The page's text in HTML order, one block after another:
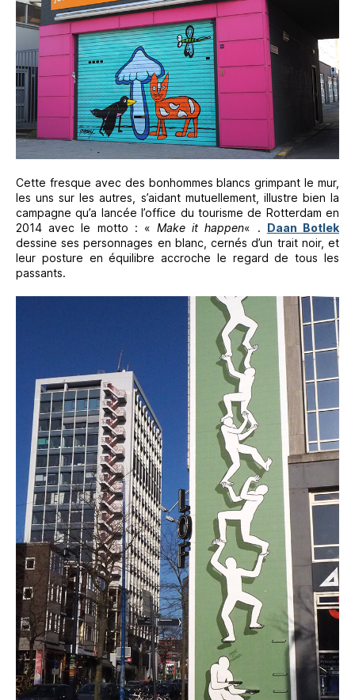
Cette fresque avec des bonhommes blancs grimpant le mur,
les uns sur les autres, s’aidant mutuellement, illustre bien la
campagne qu’a lancée l’office du tourisme de Rotterdam en
2014 avec le motto : «Make it happen« . Daan Botlek
dessine ses personnages en blanc, cernés d’un trait noir, et
leur posture en équilibre accroche le regard de tous les
passants.